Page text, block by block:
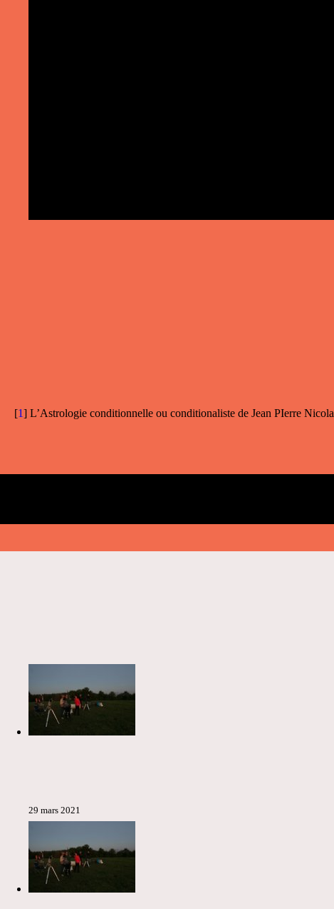
[1] L’Astrologie conditionnelle ou conditionaliste de Jean PIerre Nicola
29 mars 2021